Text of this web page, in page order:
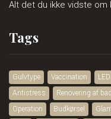
Alt det du ikke vidste om
Tags
Gulvtype Vaccination LED
Antistress
Renovering af
Operation
Budkørsel